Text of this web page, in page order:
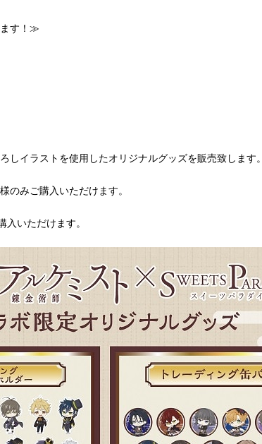
す！≫
しイラストを使用したオリジナルグッズを販売致します。
のみご購入いただけます。
入いただけます。